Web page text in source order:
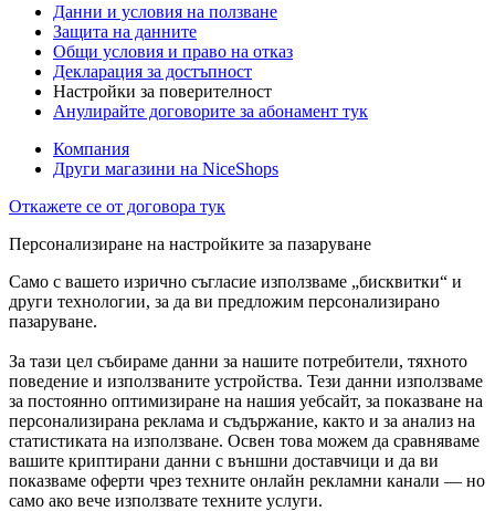
Данни и условия на ползване
Защита на данните
Общи условия и право на отказ
Декларация за достъпност
Настройки за поверителност
Анулирайте договорите за абонамент тук
Компания
Други магазини на NiceShops
Откажете се от договора тук
Персонализиране на настройките за пазаруване
Само с вашето изрично съгласие използваме „бисквитки“ и
други технологии, за да ви предложим персонализирано
пазаруване.
За тази цел събираме данни за нашите потребители, тяхното
поведение и използваните устройства. Тези данни използваме
за постоянно оптимизиране на нашия уебсайт, за показване на
персонализирана реклама и съдържание, както и за анализ на
статистиката на използване. Освен това можем да сравняваме
вашите криптирани данни с външни доставчици и да ви
показваме оферти чрез техните онлайн рекламни канали — но
само ако вече използвате техните услуги.